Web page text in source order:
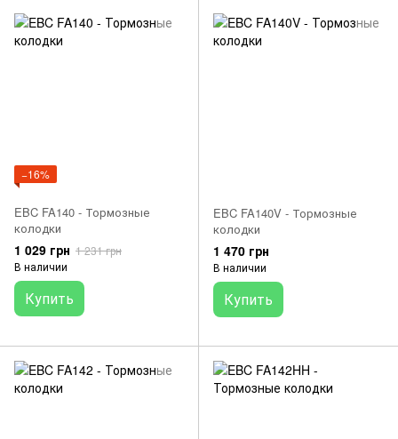
−16%
EBC FA140 - Тормозные
колодки
1 029 грн 1 231 грн
В наличии
Купить
EBC FA140V - Тормозные
колодки
1 470 грн
В наличии
Купить